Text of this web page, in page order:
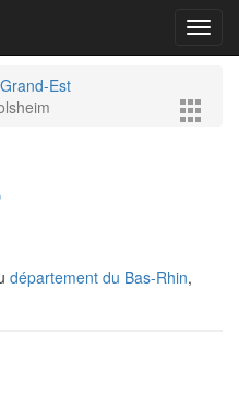
Est
département du Bas-Rhin,